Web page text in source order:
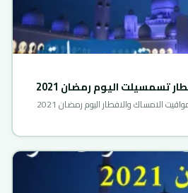
تسمسيلت اليوم رمضان 2021
تقبل الله صيامكم ، نقدم لكم مواقيت الامساك والافطار اليوم رمضان 2021